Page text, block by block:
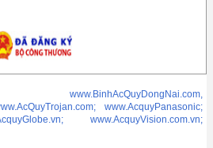
www.AcquyPanasonic;
www.AcquyVision.com.vn;